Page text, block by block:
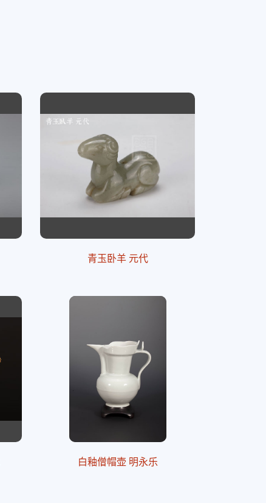
青玉卧羊 元代
白釉僧帽壶 明永乐